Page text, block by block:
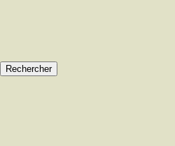
Rechercher